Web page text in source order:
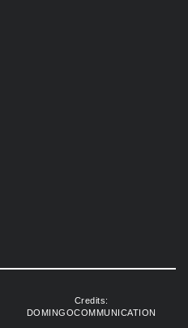
Credits:
DOMINGOCOMMUNICATION